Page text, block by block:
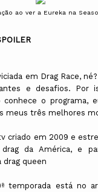
ao ver a Eureka na
em Drag Race,
e desafios. Por
o programa,
meus três melhores
criado em 2009 e
da América, e
drag queen
temporada está no